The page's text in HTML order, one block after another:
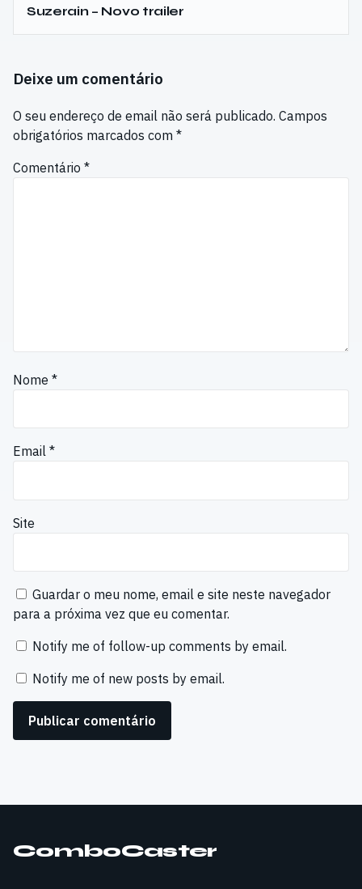
Suzerain – Novo trailer
Deixe um comentário
O seu endereço de email não será publicado. Campos
obrigatórios marcados com *
Comentário *
Nome *
Email *
Site
Guardar o meu nome, email e site neste navegador
para a próxima vez que eu comentar.
Notify me of follow-up comments by email.
Notify me of new posts by email.
ComboCaster